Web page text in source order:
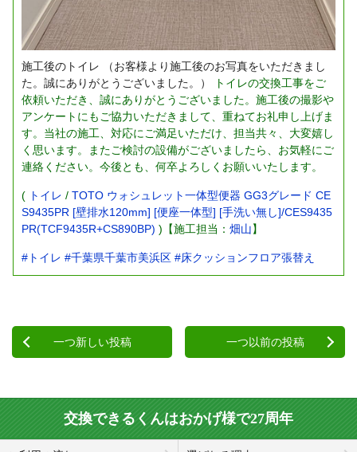
施工後のトイレ （お客様より施工後のお写真をいただきまし
た。誠にありがとうございました。）
トイレの交換工事をご
依頼いただき、誠にありがとうございました。施工後の撮影や
アンケートにもご協力いただきまして、重ねてお礼申し上げま
す。当社の施工、対応にご満足いただけ、担当共々、大変嬉し
く思います。またご検討の設備がございましたら、お気軽にご
連絡ください。今後とも、何卒よろしくお願いいたします。
( トイレ / TOTO ウォシュレット一体型便器 GG3グレード CE
S9435PR [壁排水120mm] [便座一体型] [手洗い無し]/CES9435
PR(TCF9435R+CS890BP) )【施工担当： 畑山】
#トイレ #千葉県千葉市美浜区 #床クッションフロア張替え
一つ新しい投稿 一つ以前の投稿
交換できるくんはおかげ様で27周年